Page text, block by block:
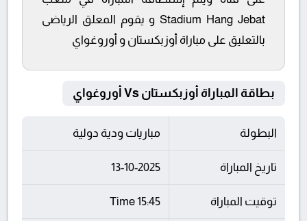
Stadium Hang Jebat و يقوم المعلق الرياضى
بالتعليق على مباراة أوزبكستان و أوروغواي
بطاقة المباراة أوزبكستان Vs أوروغواي
البطولة مباريات ودية دولية
تاريخ المباراة 13-10-2025
توقيت المباراة 15:45 Time